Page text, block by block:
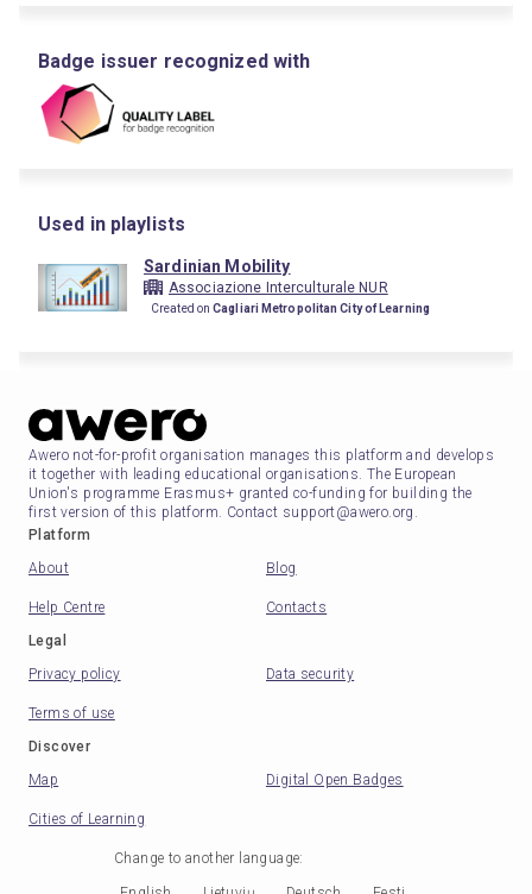
Badge issuer recognized with
Used in playlists
Sardinian Mobility
Associazione Interculturale NUR
Created onCagliari Metropolitan City of Learning
Awero not-for-profit organisation manages this platform and develops
it together with leading educational organisations. The European
Union's programme Erasmus+ granted co-funding for building the
first version of this platform. Contact support@awero.org.
Platform
About
Blog
Help Centre
Contacts
Legal
Privacy policy
Data security
Terms of use
Discover
Map
Digital Open Badges
Cities of Learning
Change to another language: